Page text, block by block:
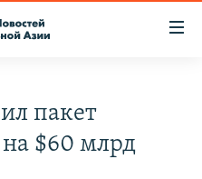
пакет
$60 млрд